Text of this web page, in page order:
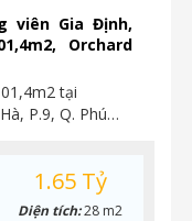
viên Gia Định,
Orchard
tại
P.9, Q. Phú…
1.65 Tỷ
Diện tích:28 m2